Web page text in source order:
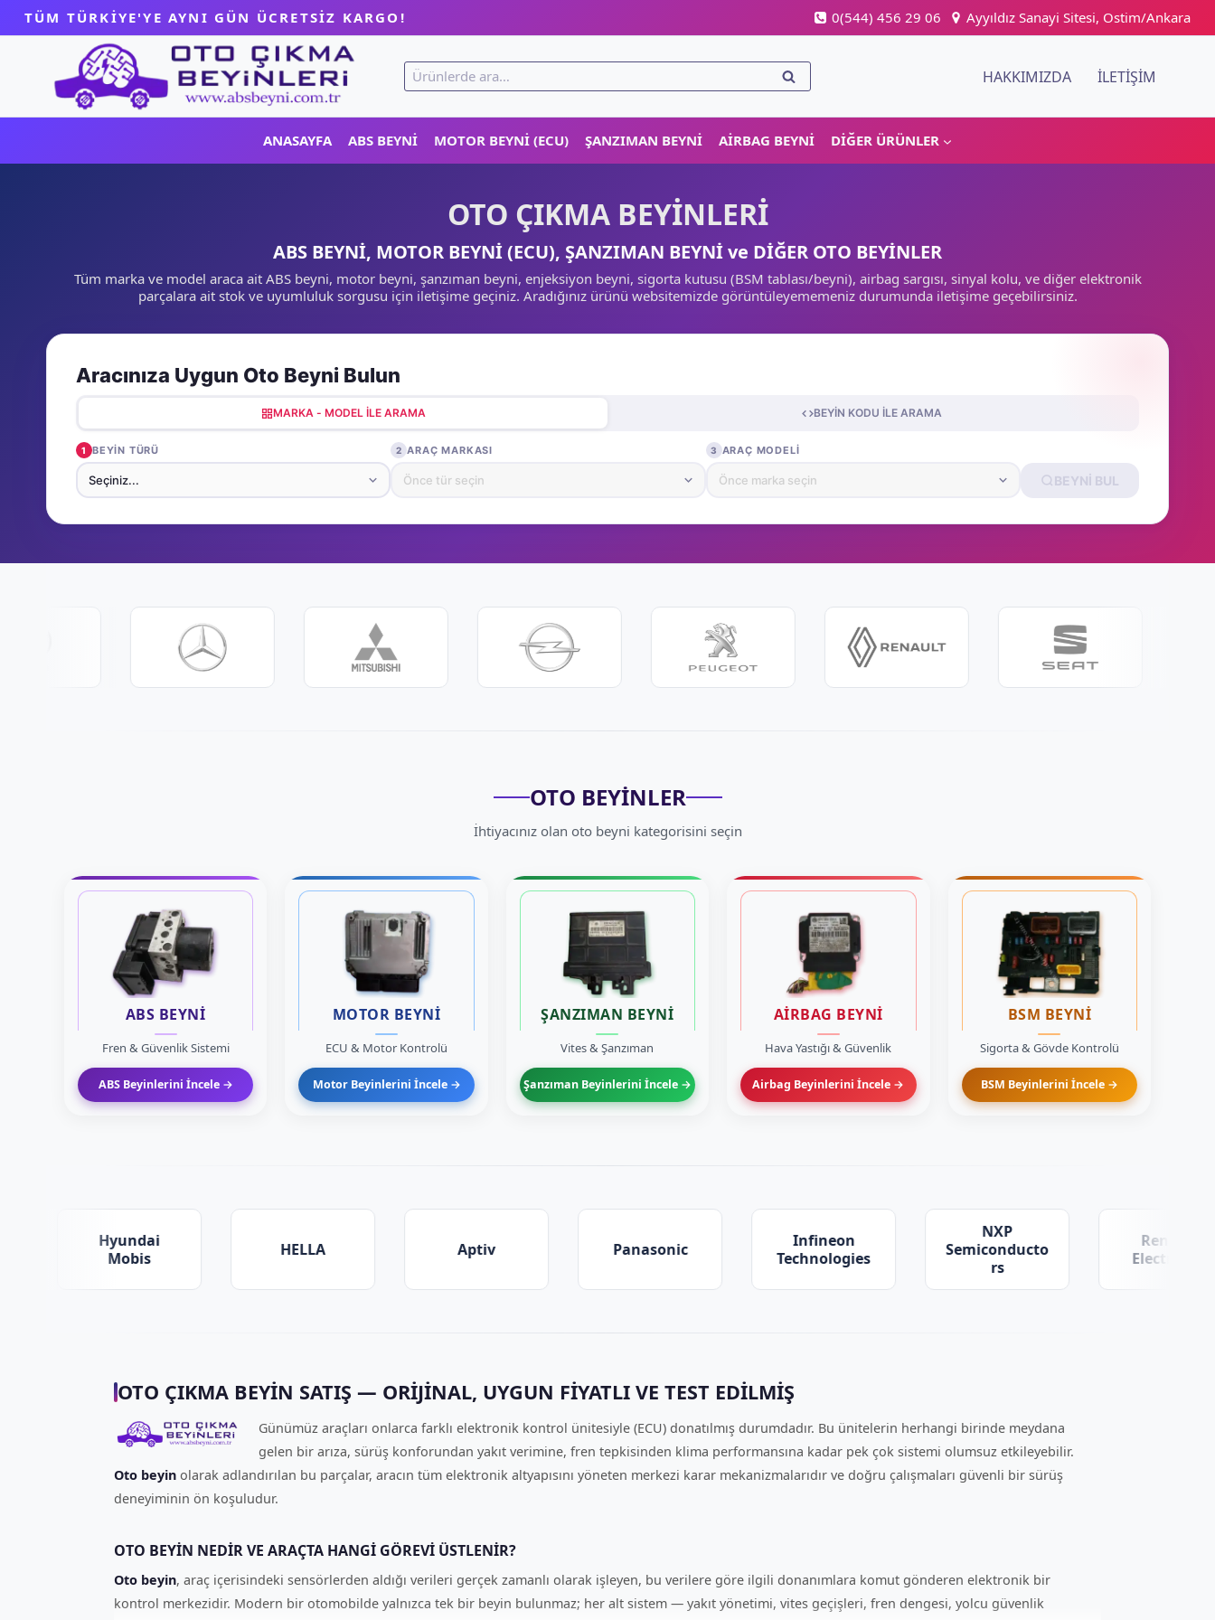
content
TÜM TÜRKİYE'YE AYNI GÜN ÜCRETSİZ KARGO! 0(544) 456 29 06 Ayyıldız Sanayi Sitesi, Ostim/Ankara
Ara:
ARA HAKKIMIZDA İLETIŞIM
ANASAYFA ABS BEYNI MOTOR BEYNI (ECU) ŞANZIMAN BEYNI AIRBAG BEYNI DIĞER ÜRÜNLER
OTO ÇIKMA BEYİNLERİ
ABS BEYNİ, MOTOR BEYNİ (ECU), ŞANZIMAN BEYNİ ve DİĞER OTO BEYİNLER
Tüm marka ve model araca ait ABS beyni, motor beyni, şanzıman beyni, enjeksiyon beyni, sigorta kutusu (BSM tablası/beyni), airbag sargısı, sinyal kolu, ve diğer elektronik
parçalara ait stok ve uyumluluk sorgusu için iletişime geçiniz. Aradığınız ürünü websitemizde görüntüleyememeniz durumunda iletişime geçebilirsiniz.
Aracınıza Uygun Oto Beyni Bulun
MARKA - MODEL ILE ARAMA BEYIN KODU ILE ARAMA
1 BEYIN TÜRÜ 2 ARAÇ MARKASI 3 ARAÇ MODELI
BEYNI BUL
OTO BEYİNLER
İhtiyacınız olan oto beyni kategorisini seçin
ABS BEYNİ
Fren & Güvenlik Sistemi
ABS Beyinlerini İncele →
MOTOR BEYNİ
ECU & Motor Kontrolü
Motor Beyinlerini İncele →
ŞANZIMAN BEYNİ
Vites & Şanzıman
Şanzıman Beyinlerini İncele →
AİRBAG BEYNİ
Hava Yastığı & Güvenlik
Airbag Beyinlerini İncele →
BSM BEYNİ
Sigorta & Gövde Kontrolü
BSM Beyinlerini İncele →
HELLA Aptiv Panasonic
Infineon
Technologies
Semiconducto
rs
Renesas
Electronics
OTO ÇIKMA BEYIN SATIŞ — ORIJINAL, UYGUN FIYATLI VE TEST EDILMIŞ
Günümüz araçları onlarca farklı elektronik kontrol ünitesiyle (ECU) donatılmış durumdadır. Bu ünitelerin herhangi birinde meydana
gelen bir arıza, sürüş konforundan yakıt verimine, fren tepkisinden klima performansına kadar pek çok sistemi olumsuz etkileyebilir.
Oto beyin olarak adlandırılan bu parçalar, aracın tüm elektronik altyapısını yöneten merkezi karar mekanizmalarıdır ve doğru çalışmaları güvenli bir sürüş
deneyiminin ön koşuludur.
OTO BEYIN NEDIR VE ARAÇTA HANGI GÖREVI ÜSTLENIR?
Oto beyin, araç içerisindeki sensörlerden aldığı verileri gerçek zamanlı olarak işleyen, bu verilere göre ilgili donanımlara komut gönderen elektronik bir
kontrol merkezidir. Modern bir otomobilde yalnızca tek bir beyin bulunmaz; her alt sistem — yakıt yönetimi, vites geçişleri, fren dengesi, yolcu güvenlik